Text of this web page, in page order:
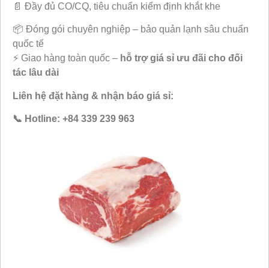
📄 Đầy đủ CO/CQ, tiêu chuẩn kiểm định khắt khe
📦 Đóng gói chuyên nghiệp – bảo quản lạnh sâu chuẩn
quốc tế
⚡ Giao hàng toàn quốc – hỗ trợ giá sỉ ưu đãi cho đối
tác lâu dài
Liên hệ đặt hàng & nhận báo giá sỉ:
📞 Hotline: +84 339 239 963